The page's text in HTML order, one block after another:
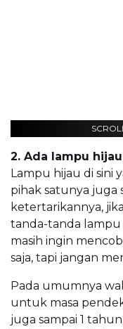
2. Ada lampu hijau
Lampu hijau di sini
pihak satunya juga
ketertarikannya,
tanda-tanda lampu
masih ingin
saja, tapi jangan
Pada umumnya
untuk masa
juga sampai 1